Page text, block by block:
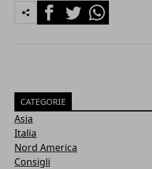
FacebookTwitterWhatsapp
CATEGORIE
Asia
Italia
Nord America
Consigli